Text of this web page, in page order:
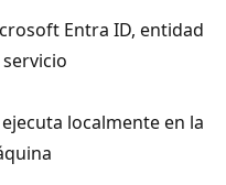
Entra ID, entidad
ejecuta localmente en la